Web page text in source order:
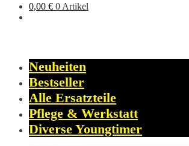
0,00 € 0 Artikel
Neuheiten
Bestseller
Alle Ersatzteile
Pflege & Werkstatt
Diverse Youngtimer